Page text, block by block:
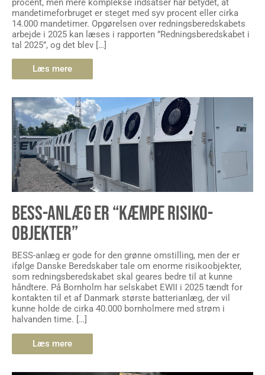
procent, men mere komplekse indsatser har betydet, at
mandetimeforbruget er steget med syv procent eller cirka
14.000 mandetimer. Opgørelsen over redningsberedskabets
arbejde i 2025 kan læses i rapporten ”Redningsberedskabet i
tal 2025”, og det blev […]
Læs mere
BESS-ANLÆG ER “KÆMPE RISIKO-
OBJEKTER”
BESS-anlæg er gode for den grønne omstilling, men der er
ifølge Danske Beredskaber tale om enorme risikoobjekter,
som redningsberedskabet skal geares bedre til at kunne
håndtere. På Bornholm har selskabet EWII i 2025 tændt for
kontakten til et af Danmark største batterianlæg, der vil
kunne holde de cirka 40.000 bornholmere med strøm i
halvanden time. […]
Læs mere